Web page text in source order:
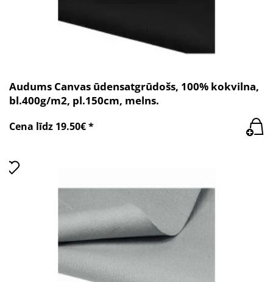
Audums Canvas ūdensatgrūdošs, 100% kokvilna,
bl.400g/m2, pl.150cm, melns.
Cena līdz 19.50€ *